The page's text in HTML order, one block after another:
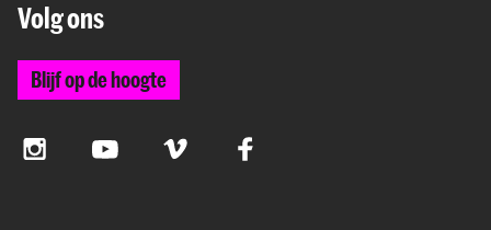
Volg ons
Blijf op de hoogte
InstagramYouTube Vimeo Facebook